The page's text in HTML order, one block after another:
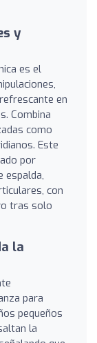
y
es el
en
Combina
como
Este
por
espalda,
con
tras solo
la
para
pequeños
la